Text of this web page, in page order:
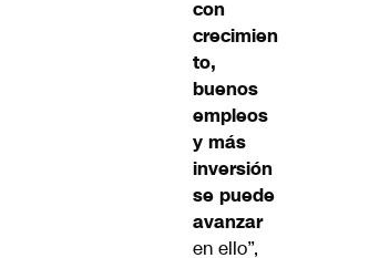
con
crecimien
to,
buenos
empleos
y más
inversión
se puede
avanzar
en ello”,